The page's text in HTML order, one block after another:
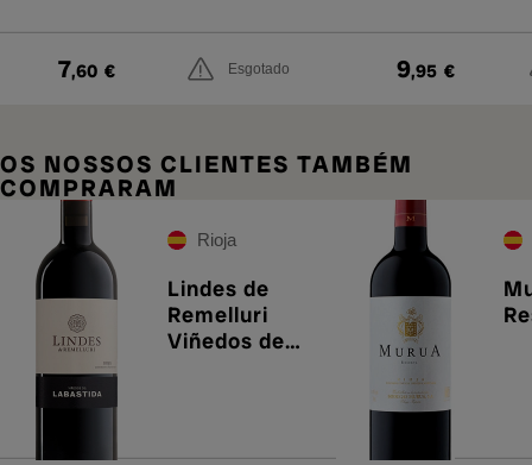
7,60 € Esgotado 9,95 €
OS NOSSOS CLIENTES TAMBÉM
COMPRARAM
Rioja
Lindes de
Remelluri
Viñedos de